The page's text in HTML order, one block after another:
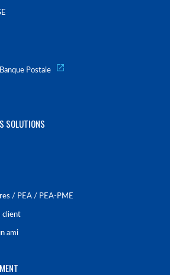
Postale
SOLUTIONS
/ PEA / PEA-PME
client
ami